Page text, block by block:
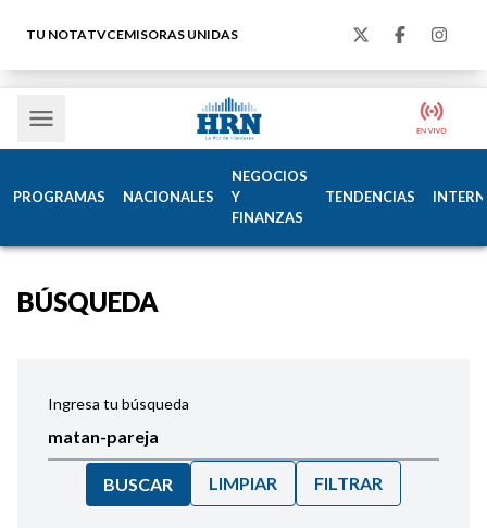
TU NOTATVCEMISORAS UNIDAS
PROGRAMAS NACIONALES
NEGOCIOS
Y
FINANZAS
TENDENCIAS
BÚSQUEDA
Ingresa tu búsqueda
BUSCAR LIMPIAR FILTRAR